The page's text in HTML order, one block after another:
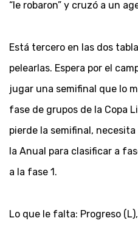
Está tercero en las dos
pelearlas. Espera por el
jugar una semifinal que lo
fase de grupos de la Copa
pierde la semifinal,
la Anual para clasificar a
a la fase 1.
Lo que le falta: Progreso